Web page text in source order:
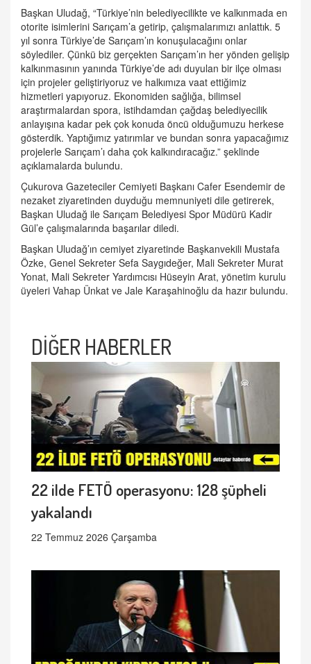
Başkan Uludağ, “Türkiye’nin belediyecilikte ve kalkınmada en
otorite isimlerini Sarıçam’a getirip, çalışmalarımızı anlattık. 5
yıl sonra Türkiye’de Sarıçam’ın konuşulacağını onlar
söylediler. Çünkü biz gerçekten Sarıçam’ın her yönden gelişip
kalkınmasının yanında Türkiye’de adı duyulan bir ilçe olması
için projeler geliştiriyoruz ve halkımıza vaat ettiğimiz
hizmetleri yapıyoruz. Ekonomiden sağlığa, bilimsel
araştırmalardan spora, istihdamdan çağdaş belediyecilik
anlayışına kadar pek çok konuda öncü olduğumuzu herkese
gösterdik. Yaptığımız yatırımlar ve bundan sonra yapacağımız
projelerle Sarıçam’ı daha çok kalkındıracağız.” şeklinde
açıklamalarda bulundu.
Çukurova Gazeteciler Cemiyeti Başkanı Cafer Esendemir de
nezaket ziyaretinden duyduğu memnuniyeti dile getirerek,
Başkan Uludağ ile Sarıçam Belediyesi Spor Müdürü Kadir
Gül’e çalışmalarında başarılar diledi.
Başkan Uludağ’ın cemiyet ziyaretinde Başkanvekili Mustafa
Özke, Genel Sekreter Sefa Saygıdeğer, Mali Sekreter Murat
Yonat, Mali Sekreter Yardımcısı Hüseyin Arat, yönetim kurulu
üyeleri Vahap Ünkat ve Jale Karaşahinoğlu da hazır bulundu.
DİĞER HABERLER
22 ilde FETÖ operasyonu: 128 şüpheli
yakalandı
22 Temmuz 2026 Çarşamba